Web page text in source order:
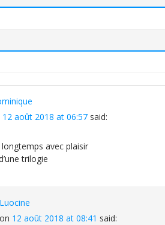
12 août 2018 at 06:57 said:
longtemps avec plaisir
trilogie
Luocine
on 12 août 2018 at 08:41 said: